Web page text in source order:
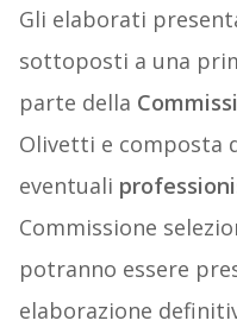
Gli elaborati
sottoposti a una
parte della
Olivetti e composta
eventuali
Commissione
potranno essere
elaborazione